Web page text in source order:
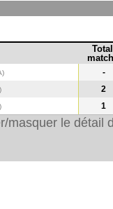
Total
-
)
2
) 1
masquer le détail